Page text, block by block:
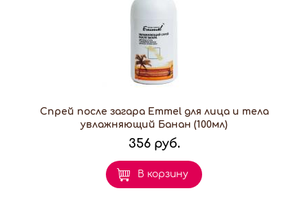
Спрей после загара Emmel для лица и тела
увлажняющий Банан (100мл)
356 руб.
В корзину